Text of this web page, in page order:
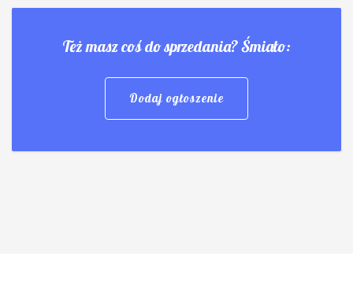
Też masz coś do sprzedania? Śmiało:
Dodaj ogłoszenie